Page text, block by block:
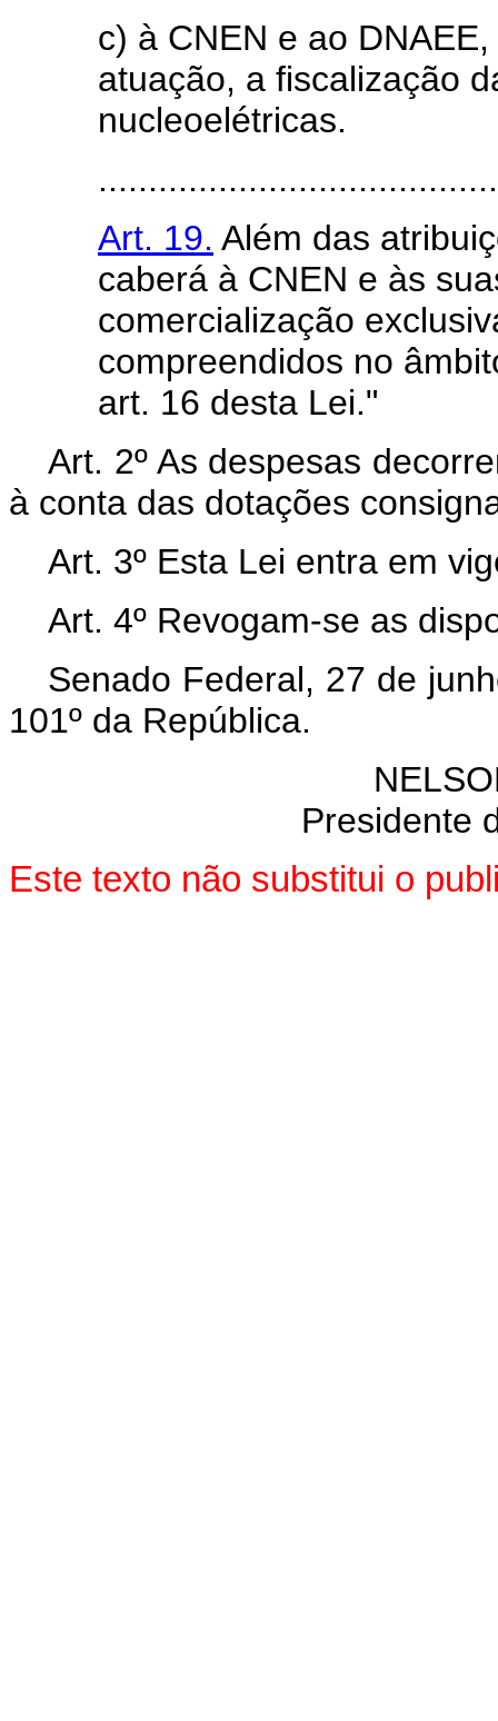
c) à CNEN e ao
atuação, a fiscalização
nucleoelétricas.
Art. 19. Além das
caberá à CNEN e às
comercialização
compreendidos no
art. 16 desta Lei."
Art. 2º As despesas
à conta das dotações
Art. 3º Esta Lei entra em
Art. 4º Revogam-se as
Senado Federal, 27 de
101º da República.
Presidente
Este texto não substitui o